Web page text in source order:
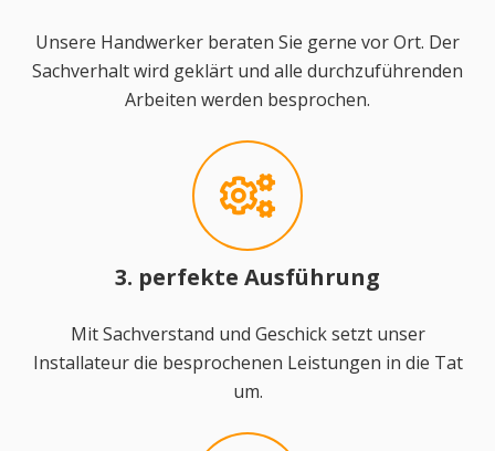
Unsere Handwerker beraten Sie gerne vor Ort. Der
Sachverhalt wird geklärt und alle durchzuführenden
Arbeiten werden besprochen.
3. perfekte Ausführung
Mit Sachverstand und Geschick setzt unser
Installateur die besprochenen Leistungen in die Tat
um.